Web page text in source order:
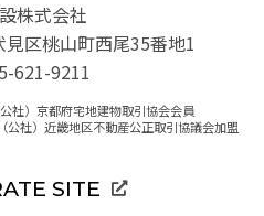
株式会社
区桃山町西尾35番地1
621-9211
社）京都府宅地建物取引協会会員
社）近畿地区不動産公正取引協議会加盟
SITE